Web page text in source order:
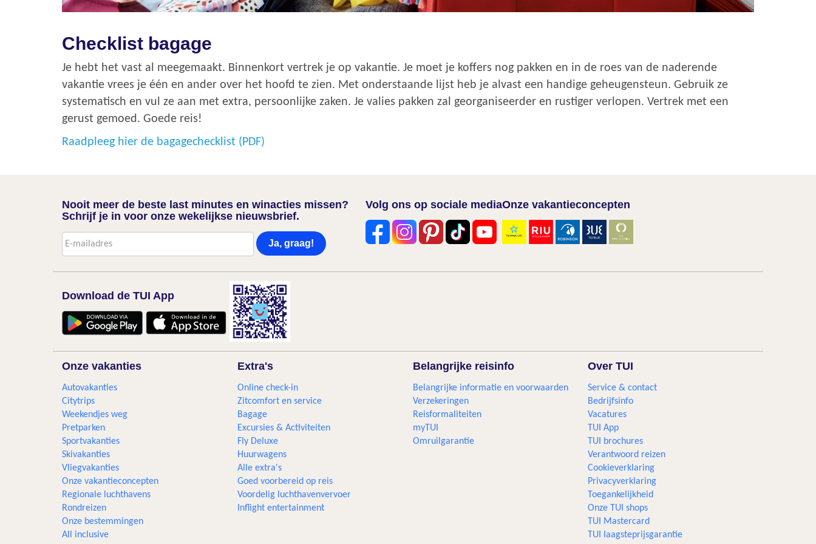
Checklist bagage
Je hebt het vast al meegemaakt. Binnenkort vertrek je op vakantie. Je moet je koffers nog pakken en in de roes van de naderende
vakantie vrees je één en ander over het hoofd te zien. Met onderstaande lijst heb je alvast een handige geheugensteun. Gebruik ze
systematisch en vul ze aan met extra, persoonlijke zaken. Je valies pakken zal georganiseerder en rustiger verlopen. Vertrek met een
gerust gemoed. Goede reis!
Raadpleeg hier de bagagechecklist (PDF)
Nooit meer de beste last minutes en winacties missen?
Schrijf je in voor onze wekelijkse nieuwsbrief.
Ja, graag!
Volg ons op sociale mediaOnze vakantieconcepten
Download de TUI App
Onze vakanties
Autovakanties
Citytrips
Weekendjes weg
Pretparken
Sportvakanties
Skivakanties
Vliegvakanties
Onze vakantieconcepten
Regionale luchthavens
Rondreizen
Onze bestemmingen
All inclusive
Extra's
Online check-in
Zitcomfort en service
Bagage
Excursies & Activiteiten
Fly Deluxe
Huurwagens
Alle extra's
Goed voorbereid op reis
Voordelig luchthavenvervoer
Inflight entertainment
Belangrijke reisinfo
Belangrijke informatie en voorwaarden
Verzekeringen
Reisformaliteiten
myTUI
Omruilgarantie
Over TUI
Service & contact
Bedrijfsinfo
Vacatures
TUI App
TUI brochures
Verantwoord reizen
Cookieverklaring
Privacyverklaring
Toegankelijkheid
Onze TUI shops
TUI Mastercard
TUI laagsteprijsgarantie